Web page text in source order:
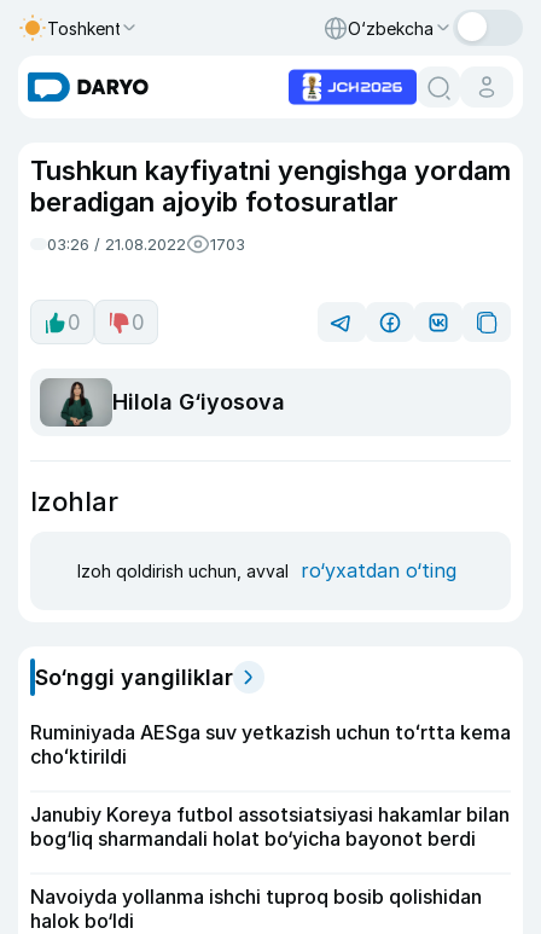
Toshkent O‘zbekcha
Tushkun kayfiyatni yengishga yordam
beradigan ajoyib fotosuratlar
03:26 / 21.08.2022 1703
0 0
Hilola G‘iyosova
Izohlar
Izoh qoldirish uchun, avval ro‘yxatdan o‘ting
So‘nggi yangiliklar
Ruminiyada AESga suv yetkazish uchun toʻrtta kema
choʻktirildi
Janubiy Koreya futbol assotsiatsiyasi hakamlar bilan
bog‘liq sharmandali holat bo‘yicha bayonot berdi
Navoiyda yollanma ishchi tuproq bosib qolishidan
halok bo‘ldi